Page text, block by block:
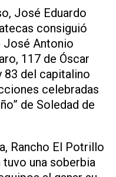
José Eduardo
consiguió
José Antonio
117 de Óscar
83 del capitalino
celebradas
de Soledad de
Rancho El Potrillo
una soberbia